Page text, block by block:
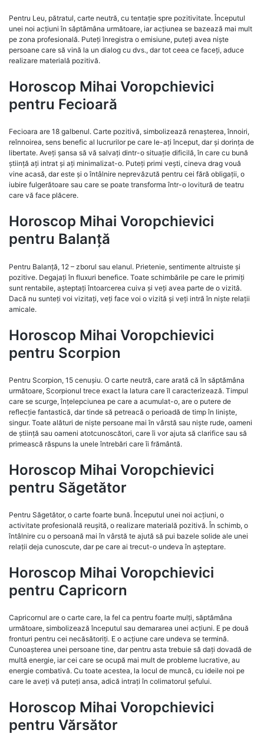
Pentru Leu, pătratul, carte neutră, cu tentație spre pozitivitate. Începutul
unei noi acțiuni în săptămâna următoare, iar acțiunea se bazează mai mult
pe zona profesională. Puteți înregistra o emisiune, puteți avea niște
persoane care să vină la un dialog cu dvs., dar tot ceea ce faceți, aduce
realizare materială pozitivă.
Horoscop Mihai Voropchievici
pentru Fecioară
Fecioara are 18 galbenul. Carte pozitivă, simbolizează renașterea, înnoiri,
reînnoirea, sens benefic al lucrurilor pe care le-ați început, dar și dorința de
libertate. Aveți șansa să vă salvați dintr-o situație dificilă, în care cu bună
știință ați intrat și ați minimalizat-o. Puteți primi vești, cineva drag vouă
vine acasă, dar este și o întâlnire neprevăzută pentru cei fără obligații, o
iubire fulgerătoare sau care se poate transforma într-o lovitură de teatru
care vă face plăcere.
Horoscop Mihai Voropchievici
pentru Balanță
Pentru Balanță, 12 – zborul sau elanul. Prietenie, sentimente altruiste și
pozitive. Degajați în fluxuri benefice. Toate schimbările pe care le primiți
sunt rentabile, așteptați întoarcerea cuiva și veți avea parte de o vizită.
Dacă nu sunteți voi vizitați, veți face voi o vizită și veți intră în niște relații
amicale.
Horoscop Mihai Voropchievici
pentru Scorpion
Pentru Scorpion, 15 cenușiu. O carte neutră, care arată că în săptămâna
următoare, Scorpionul trece exact la latura care îl caracterizează. Timpul
care se scurge, înțelepciunea pe care a acumulat-o, are o putere de
reflecție fantastică, dar tinde să petreacă o perioadă de timp în liniște,
singur. Toate alături de niște persoane mai în vârstă sau niște rude, oameni
de știință sau oameni atotcunoscători, care îi vor ajuta să clarifice sau să
primească răspuns la unele întrebări care îi frământă.
Horoscop Mihai Voropchievici
pentru Săgetător
Pentru Săgetător, o carte foarte bună. Începutul unei noi acțiuni, o
activitate profesională reușită, o realizare materială pozitivă. În schimb, o
întâlnire cu o persoană mai în vârstă te ajută să pui bazele solide ale unei
relații deja cunoscute, dar pe care ai trecut-o undeva în așteptare.
Horoscop Mihai Voropchievici
pentru Capricorn
Capricornul are o carte care, la fel ca pentru foarte mulți, săptămâna
următoare, simbolizează începutul sau demararea unei acțiuni. E pe două
fronturi pentru cei necăsătoriți. E o acțiune care undeva se termină.
Cunoașterea unei persoane tine, dar pentru asta trebuie să dați dovadă de
multă energie, iar cei care se ocupă mai mult de probleme lucrative, au
energie combativă. Cu toate acestea, la locul de muncă, cu ideile noi pe
care le aveți vă puteți ansa, adică intrați în colimatorul șefului.
Horoscop Mihai Voropchievici
pentru Vărsător